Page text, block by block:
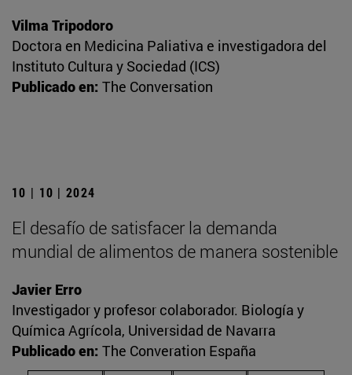
Vilma Tripodoro
Doctora en Medicina Paliativa e investigadora del
Instituto Cultura y Sociedad (ICS)
Publicado en: The Conversation
10 | 10 | 2024
El desafío de satisfacer la demanda
mundial de alimentos de manera sostenible
Javier Erro
Investigador y profesor colaborador. Biología y
Química Agrícola, Universidad de Navarra
Publicado en: The Converation España